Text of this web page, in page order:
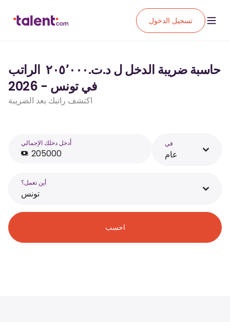
تسجيل الدخول
حاسبة ضريبة الدخل ل د.ت.‏٢٠٥٬٠٠٠ ‏ الراتب
في تونس - 2026
اكتشف راتبك بعد الضريبة
أَدخل دخلك الإجمالي في
عام
أين تعمل؟
تونس
احسب